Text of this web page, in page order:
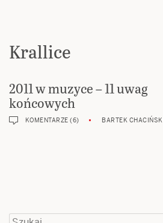
Krallice
2011 w muzyce – 11 uwag
końcowych
KOMENTARZE (6) BARTEK CHACIŃSKI
Szukaj: